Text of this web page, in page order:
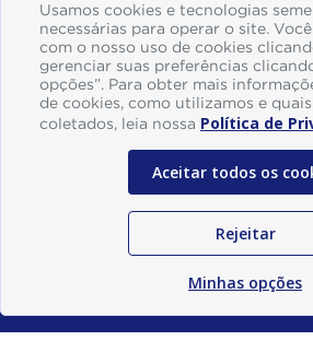
Mapa do Site
Perguntas
Glossário
Ouvidoria
Manual de
Política de
Agência do Empreendedor | AGE
SOGO Tecnologia
Usamos cookies e tecnologias
necessárias para operar o site.
com o nosso uso de cookies
gerenciar suas preferências
opções”. Para obter mais
de cookies, como utilizamos e
coletados, leia nossa Política de
Aceitar todos os
Rejeitar
Minhas opções